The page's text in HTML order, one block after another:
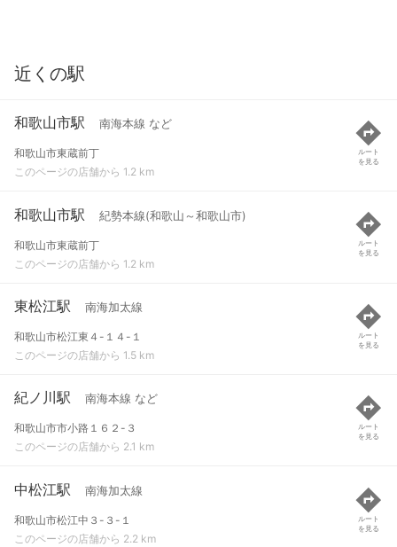
近くの駅
和歌山市駅 南海本線 など
和歌山市東蔵前丁
このページの店舗から 1.2 km
ルート
を見る
和歌山市駅 紀勢本線(和歌山～和歌山市)
和歌山市東蔵前丁
このページの店舗から 1.2 km
ルート
を見る
東松江駅 南海加太線
和歌山市松江東４-１４-１
このページの店舗から 1.5 km
ルート
を見る
紀ノ川駅 南海本線 など
和歌山市市小路１６２-３
このページの店舗から 2.1 km
ルート
を見る
中松江駅 南海加太線
和歌山市松江中３-３-１
このページの店舗から 2.2 km
ルート
を見る